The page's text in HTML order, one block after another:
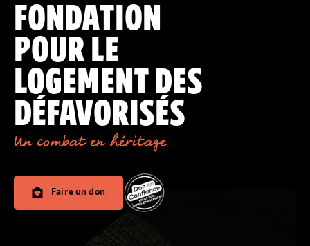
FONDATION
POUR LE
LOGEMENT DES
DÉFAVORISÉS
Un combat en héritage
Faire un don